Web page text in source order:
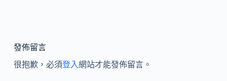
發佈留言
很抱歉，必須登入網站才能發佈留言。